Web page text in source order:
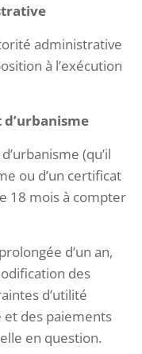
administrative
à l’exécution
(qu’il
ou d’un certificat
18 mois à compter
d’un an,
des
d’utilité
et des paiements
en question.